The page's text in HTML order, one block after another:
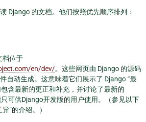
Django 的文档。他们按照优先顺序排列：
档位于
en/dev/。这些网页由 Django 的源码
自动生成。这意味着它们展示了 Django “最
含最新的更正和补充，并讨论了最新的
可供Django开发版的用户使用。（参见以下
”的介绍。）